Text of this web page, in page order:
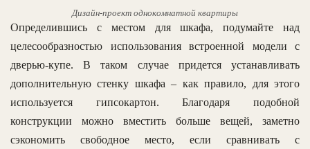
Дизайн-проект однокомнатной квартиры
Определившись с местом для шкафа, подумайте над
целесообразностью использования встроенной модели с
дверью-купе. В таком случае придется устанавливать
дополнительную стенку шкафа – как правило, для этого
используется гипсокартон. Благодаря подобной
конструкции можно вместить больше вещей, заметно
сэкономить свободное место, если сравнивать с